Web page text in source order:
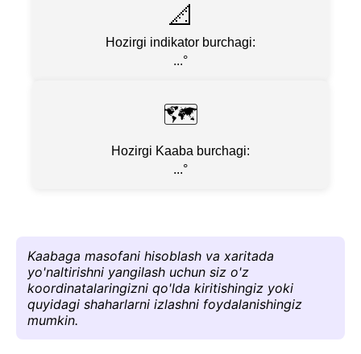
📐
Hozirgi indikator burchagi:
...°
🗺
Hozirgi Kaaba burchagi:
...°
Kaabaga masofani hisoblash va xaritada
yo'naltirishni yangilash uchun siz o'z
koordinatalaringizni qo'lda kiritishingiz yoki
quyidagi shaharlarni izlashni foydalanishingiz
mumkin.